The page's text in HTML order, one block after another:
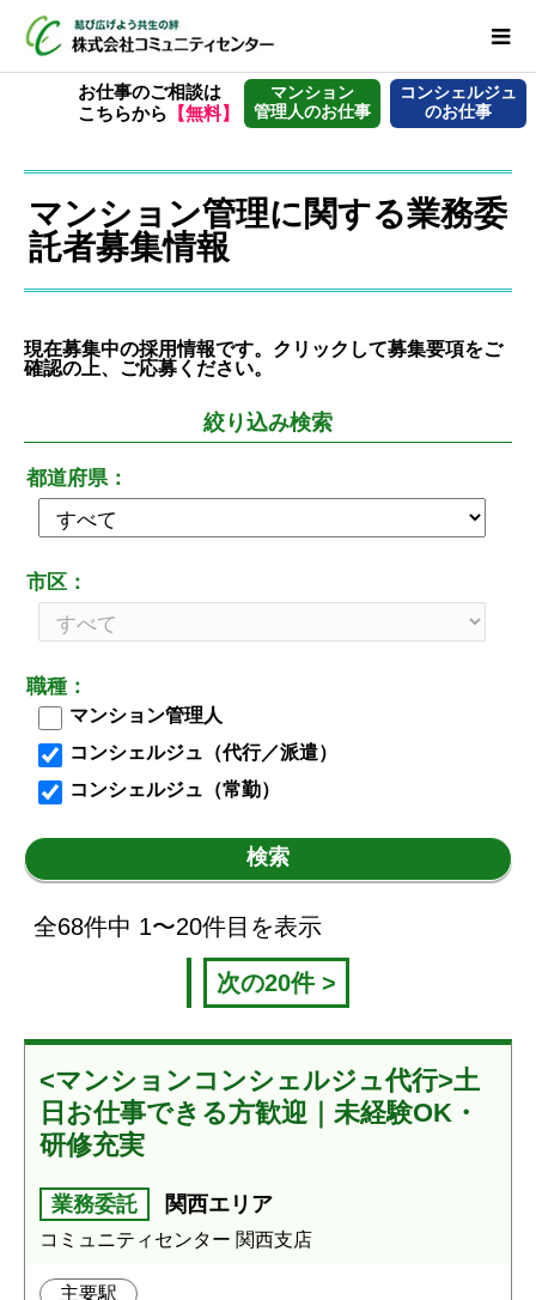
お仕事のご相談は
こちらから 【無料】
マンション
管理人のお仕事
コンシェルジュ
のお仕事
マンション管理に関する業務委
託者募集情報
現在募集中の採用情報です。クリックして募集要項をご
確認の上、ご応募ください。
絞り込み検索
都道府県：
市区：
職種：
マンション管理人
コンシェルジュ（代行／派遣）
コンシェルジュ（常勤）
検索
全68件中 1〜20件目を表示
次の20件 >
<マンションコンシェルジュ代行>土
日お仕事できる方歓迎｜未経験OK・
研修充実
業務委託 関西エリア
コミュニティセンター 関西支店
主要駅